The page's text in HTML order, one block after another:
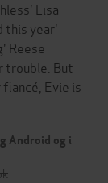
Lisa
this year'
Reese
trouble. But
Evie is
Android og i